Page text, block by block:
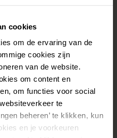
cookies
om de ervaring van de
cookies zijn
van de website.
om content en
om functies voor social
te
beheren’ te klikken, kun
en je voorkeuren
deinem
Armbänder und
Brautkleid passen, oder
Haarband oder
Dein Brautlook ist erst
komplett. In unserem
Accessoires für Braut
perfekte Ergänzung zu